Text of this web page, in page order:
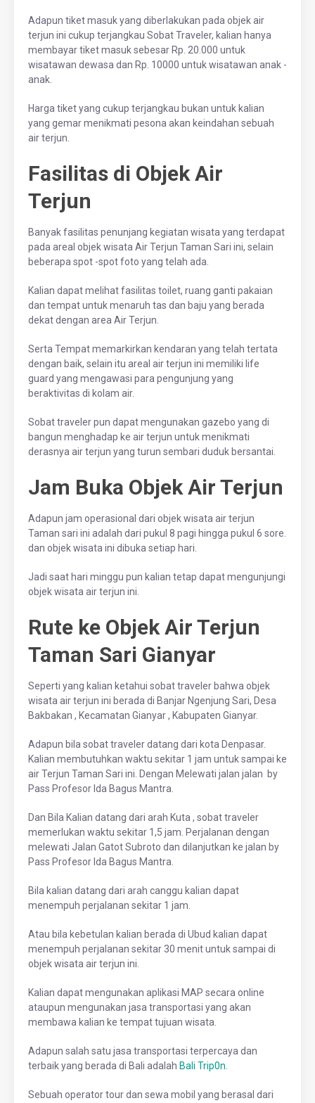
Adapun tiket masuk yang diberlakukan pada objek air
terjun ini cukup terjangkau Sobat Traveler, kalian hanya
membayar tiket masuk sebesar Rp. 20.000 untuk
wisatawan dewasa dan Rp. 10000 untuk wisatawan anak -
anak.
Harga tiket yang cukup terjangkau bukan untuk kalian
yang gemar menikmati pesona akan keindahan sebuah
air terjun.
Fasilitas di Objek Air
Terjun
Banyak fasilitas penunjang kegiatan wisata yang terdapat
pada areal objek wisata Air Terjun Taman Sari ini, selain
beberapa spot -spot foto yang telah ada.
Kalian dapat melihat fasilitas toilet, ruang ganti pakaian
dan tempat untuk menaruh tas dan baju yang berada
dekat dengan area Air Terjun.
Serta Tempat memarkirkan kendaran yang telah tertata
dengan baik, selain itu areal air terjun ini memiliki life
guard yang mengawasi para pengunjung yang
beraktivitas di kolam air.
Sobat traveler pun dapat mengunakan gazebo yang di
bangun menghadap ke air terjun untuk menikmati
derasnya air terjun yang turun sembari duduk bersantai.
Jam Buka Objek Air Terjun
Adapun jam operasional dari objek wisata air terjun
Taman sari ini adalah dari pukul 8 pagi hingga pukul 6 sore.
dan objek wisata ini dibuka setiap hari.
Jadi saat hari minggu pun kalian tetap dapat mengunjungi
objek wisata air terjun ini.
Rute ke Objek Air Terjun
Taman Sari Gianyar
Seperti yang kalian ketahui sobat traveler bahwa objek
wisata air terjun ini berada di Banjar Ngenjung Sari, Desa
Bakbakan , Kecamatan Gianyar , Kabupaten Gianyar.
Adapun bila sobat traveler datang dari kota Denpasar.
Kalian membutuhkan waktu sekitar 1 jam untuk sampai ke
air Terjun Taman Sari ini. Dengan Melewati jalan jalan by
Pass Profesor Ida Bagus Mantra.
Dan Bila Kalian datang dari arah Kuta , sobat traveler
memerlukan waktu sekitar 1,5 jam. Perjalanan dengan
melewati Jalan Gatot Subroto dan dilanjutkan ke jalan by
Pass Profesor Ida Bagus Mantra.
Bila kalian datang dari arah canggu kalian dapat
menempuh perjalanan sekitar 1 jam.
Atau bila kebetulan kalian berada di Ubud kalian dapat
menempuh perjalanan sekitar 30 menit untuk sampai di
objek wisata air terjun ini.
Kalian dapat mengunakan aplikasi MAP secara online
ataupun mengunakan jasa transportasi yang akan
membawa kalian ke tempat tujuan wisata.
Adapun salah satu jasa transportasi terpercaya dan
terbaik yang berada di Bali adalah Bali Trip0n.
Sebuah operator tour dan sewa mobil yang berasal dari